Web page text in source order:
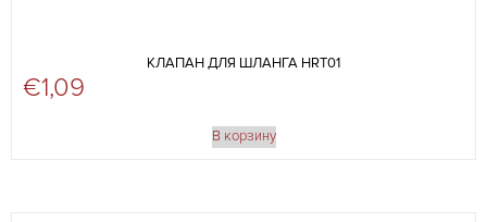
КЛАПАН ДЛЯ ШЛАНГА HRT01
€1,09
В корзину